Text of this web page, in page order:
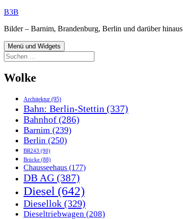
Zum
springen
B3B
Bilder – Barnim, Brandenburg, Berlin und darüber hinaus
Menü und Widgets
Suchen
nach:
Wolke
Architektur (95)
Bahn: Berlin-Stettin (337)
Bahnhof(286)
Barnim (239)
Berlin (250)
BR243 (90)
Brücke (88)
Chausseehaus (177)
DB AG (387)
Diesel (642)
Diesellok (329)
Dieseltriebwagen (208)